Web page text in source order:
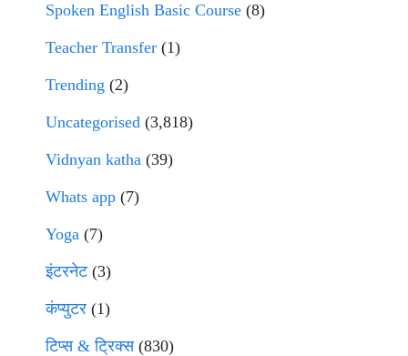
Spoken English Basic Course (8)
Teacher Transfer (1)
Trending (2)
Uncategorised (3,818)
Vidnyan katha (39)
Whats app (7)
Yoga (7)
इंटरनेट(3)
कंप्युटर (1)
टिप्स & ट्रिक्स(830)